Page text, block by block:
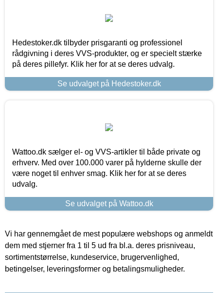
Hedestoker.dk tilbyder prisgaranti og professionel
rådgivning i deres VVS-produkter, og er specielt stærke
på deres pillefyr. Klik her for at se deres udvalg.
Se udvalget på Hedestoker.dk
Wattoo.dk sælger el- og VVS-artikler til både private og
erhverv. Med over 100.000 varer på hylderne skulle der
være noget til enhver smag. Klik her for at se deres
udvalg.
Se udvalget på Wattoo.dk
Vi har gennemgået de mest populære webshops og anmeldt
dem med stjerner fra 1 til 5 ud fra bl.a. deres prisniveau,
sortimentstørrelse, kundeservice, brugervenlighed,
betingelser, leveringsformer og betalingsmuligheder.